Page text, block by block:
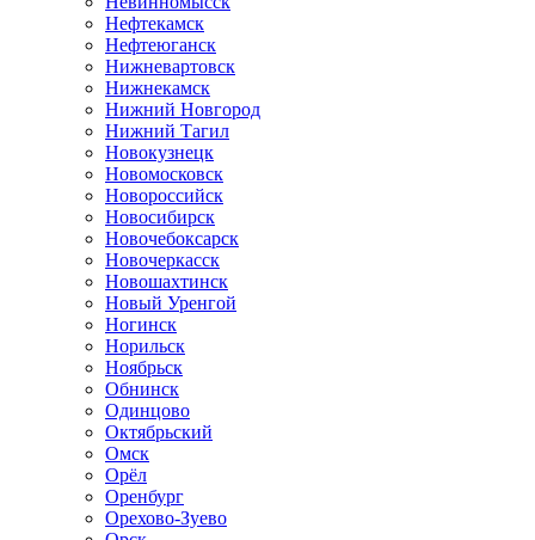
Нефтекамск
Нефтеюганск
Нижневартовск
Нижнекамск
Нижний Новгород
Нижний Тагил
Новокузнецк
Новомосковск
Новороссийск
Новосибирск
Новочебоксарск
Новочеркасск
Новошахтинск
Новый Уренгой
Ногинск
Норильск
Ноябрьск
Обнинск
Одинцово
Октябрьский
Омск
Орёл
Оренбург
Орехово-Зуево